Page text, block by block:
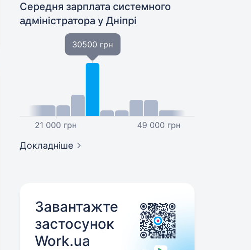
Середня зарплата системного
адміністраторау Дніпрі
21 000 грн
30500 грн
49 000 грн
Докладніше
Завантажте
застосунок
Work.ua